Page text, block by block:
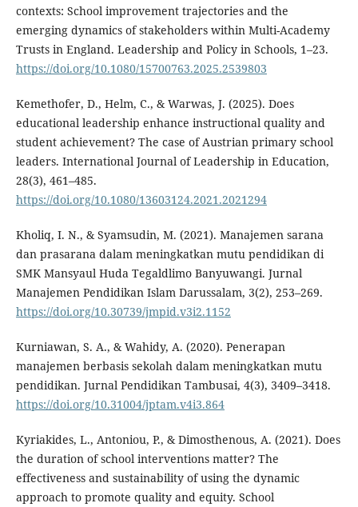
contexts: School improvement trajectories and the
emerging dynamics of stakeholders within Multi-Academy
Trusts in England. Leadership and Policy in Schools, 1–23.
https://doi.org/10.1080/15700763.2025.2539803
Kemethofer, D., Helm, C., & Warwas, J. (2025). Does
educational leadership enhance instructional quality and
student achievement? The case of Austrian primary school
leaders. International Journal of Leadership in Education,
28(3), 461–485.
https://doi.org/10.1080/13603124.2021.2021294
Kholiq, I. N., & Syamsudin, M. (2021). Manajemen sarana
dan prasarana dalam meningkatkan mutu pendidikan di
SMK Mansyaul Huda Tegaldlimo Banyuwangi. Jurnal
Manajemen Pendidikan Islam Darussalam, 3(2), 253–269.
https://doi.org/10.30739/jmpid.v3i2.1152
Kurniawan, S. A., & Wahidy, A. (2020). Penerapan
manajemen berbasis sekolah dalam meningkatkan mutu
pendidikan. Jurnal Pendidikan Tambusai, 4(3), 3409–3418.
https://doi.org/10.31004/jptam.v4i3.864
Kyriakides, L., Antoniou, P., & Dimosthenous, A. (2021). Does
the duration of school interventions matter? The
effectiveness and sustainability of using the dynamic
approach to promote quality and equity. School